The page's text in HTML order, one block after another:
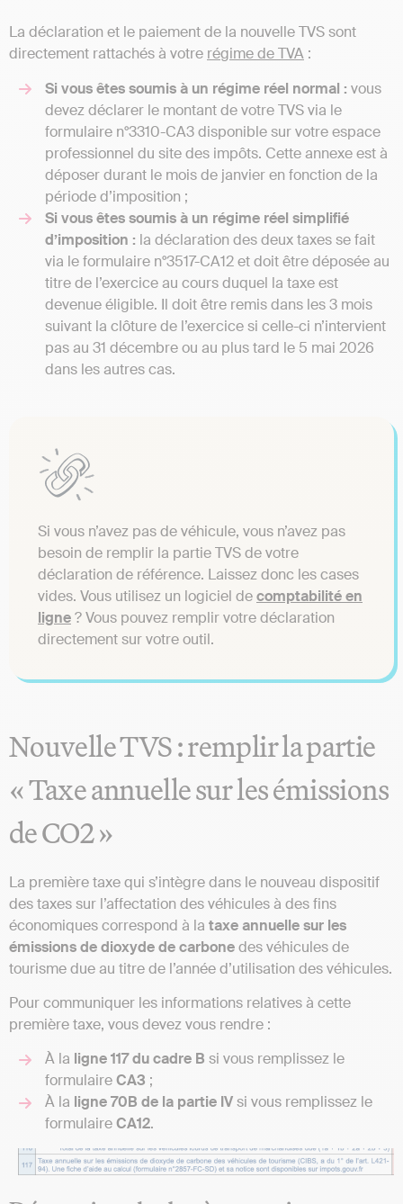
La déclaration et le paiement de la nouvelle TVS sont
directement rattachés à votre régime de TVA :
Si vous êtes soumis à un régime réel normal : vous
devez déclarer le montant de votre TVS via le
formulaire n°3310-CA3 disponible sur votre espace
professionnel du site des impôts. Cette annexe est à
déposer durant le mois de janvier en fonction de la
période d’imposition ;
Si vous êtes soumis à un régime réel simplifié
d’imposition : la déclaration des deux taxes se fait
via le formulaire n°3517-CA12 et doit être déposée au
titre de l’exercice au cours duquel la taxe est
devenue éligible. Il doit être remis dans les 3 mois
suivant la clôture de l’exercice si celle-ci n’intervient
pas au 31 décembre ou au plus tard le 5 mai 2026
dans les autres cas.
Si vous n’avez pas de véhicule, vous n’avez pas
besoin de remplir la partie TVS de votre
déclaration de référence. Laissez donc les cases
vides. Vous utilisez un logiciel decomptabilité en
ligne? Vous pouvez remplir votre déclaration
directement sur votre outil.
Nouvelle TVS : remplir la partie
« Taxe annuelle sur les émissions
de CO2 »
La première taxe qui s’intègre dans le nouveau dispositif
des taxes sur l’affectation des véhicules à des fins
économiques correspond à la taxe annuelle sur les
émissions de dioxyde de carbonedes véhicules de
tourisme due au titre de l’année d’utilisation des véhicules.
Pour communiquer les informations relatives à cette
première taxe, vous devez vous rendre :
À la ligne 117 du cadre B si vous remplissez le
formulaireCA3 ;
À la ligne 70B de la partie IVsi vous remplissez le
formulaireCA12.